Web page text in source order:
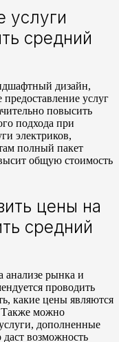
услуги
средний
дизайн,
услуг
повысить
подхода при
электриков,
полный пакет
общую стоимость
цены на
средний
анализе рынка и
проводить
какие цены являются
Также можно
дополненные
возможность